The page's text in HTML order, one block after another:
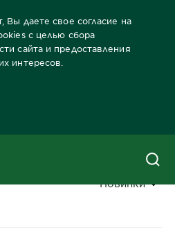
Вы даете свое согласие на
с целью сбора
сайта и предоставления
интересов.
Сортировать
Новинки